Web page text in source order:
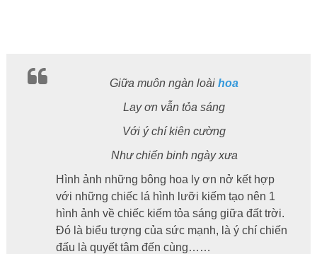
Giữa muôn ngàn loàihoa
Lay ơn vẫn tỏa sáng
Với ý chí kiên cường
Như chiến binh ngày xưa
Hình ảnh những bông hoa ly ơn nở kết hợp
với những chiếc lá hình lưỡi kiếm tạo nên 1
hình ảnh về chiếc kiếm tỏa sáng giữa đất trời.
Đó là biểu tượng của sức mạnh, là ý chí chiến
đấu là quyết tâm đến cùng……